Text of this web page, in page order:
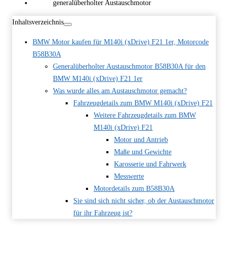
Inhaltsverzeichnis
BMW Motor kaufen für M140i (xDrive) F21 1er, Motorcode
B58B30A
Generalüberholter Austauschmotor B58B30A für den
BMW M140i (xDrive) F21 1er
Was wurde alles am Austauschmotor gemacht?
Fahrzeugdetails zum BMW M140i (xDrive) F21
Weitere Fahrzeugdetails zum BMW
M140i (xDrive) F21
Motor und Antrieb
Maße und Gewichte
Karosserie und Fahrwerk
Messwerte
Motordetails zum B58B30A
Sie sind sich nicht sicher, ob der Austauschmotor
für ihr Fahrzeug ist?